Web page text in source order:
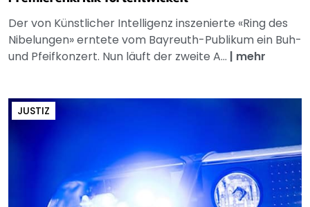
Der von Künstlicher Intelligenz inszenierte «Ring des
Nibelungen» erntete vom Bayreuth-Publikum ein Buh-
und Pfeifkonzert. Nun läuft der zweite A... | mehr
JUSTIZ